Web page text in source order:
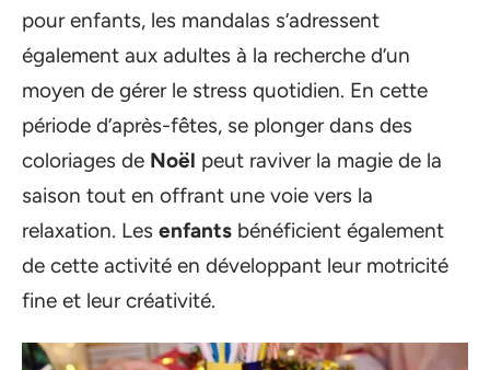
pour enfants, les mandalas s’adressent
également aux adultes à la recherche d’un
moyen de gérer le stress quotidien. En cette
période d’après-fêtes, se plonger dans des
coloriages de Noël peut raviver la magie de la
saison tout en offrant une voie vers la
relaxation. Les enfants bénéficient également
de cette activité en développant leur motricité
fine et leur créativité.